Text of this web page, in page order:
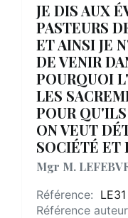
JE DIS AUX
PASTEURS
ET AINSI JE
DE VENIR
POURQUOI
LES
POUR
ON VEUT
SOCIÉTÉ ET
Mgr M.
Référence: LE31
Référence